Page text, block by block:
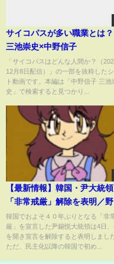
サイコパスが多い職業とは
三池崇史×中野信子
「サイコパスはどんな人間か？（
12月8日配信）」の一部を抜粋した
ト動画です。本編は「中野信子 三池
史」で検索すると見つかり...
【最新情報】韓国・尹大統領
「非常戒厳」解除を表明／
が大統領の弾劾手続きに入
針を示す／ 石破総理「特段
重大な関心を持って注視」 な
韓国でおよそ４０年ぶりとなる「非
厳」を宣言した尹錫悦大統領は4日、
を開き宣言を解除すると表明しまし
ただ、民主化以降の韓国で初め...